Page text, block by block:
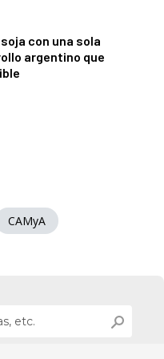
con una sola
argentino que
CAMyA